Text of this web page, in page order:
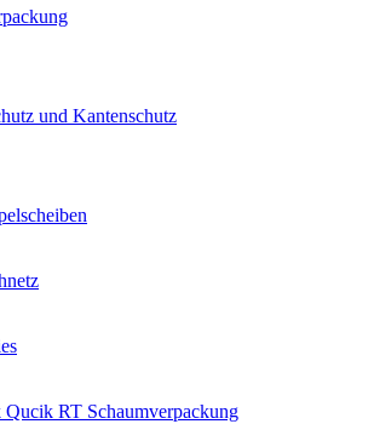
und Kantenschutz
Qucik RT Schaumverpackung